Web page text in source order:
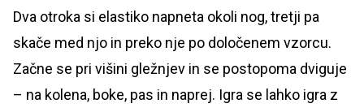
Dva otroka si elastiko napneta okoli nog, tretji pa
skače med njo in preko nje po določenem vzorcu.
Začne se pri višini gležnjev in se postopoma dviguje
– na kolena, boke, pas in naprej. Igra se lahko igra z